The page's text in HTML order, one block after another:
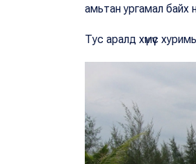
амьтан ургамал байх
Тус аралд хүмүүс